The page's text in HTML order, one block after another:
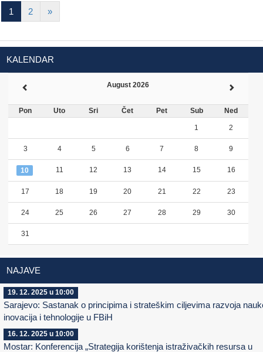
1 2 »
KALENDAR
August 2026
Pon Uto Sri Čet Pet Sub Ned
1 2
3 4 5 6 7 8 9
10 11 12 13 14 15 16
17 18 19 20 21 22 23
24 25 26 27 28 29 30
31
NAJAVE
19. 12. 2025 u 10:00
Sarajevo: Sastanak o principima i strateškim ciljevima razvoja
inovacija i tehnologije u FBiH
16. 12. 2025 u 10:00
Mostar: Konferencija „Strategija korištenja istraživačkih resursa u